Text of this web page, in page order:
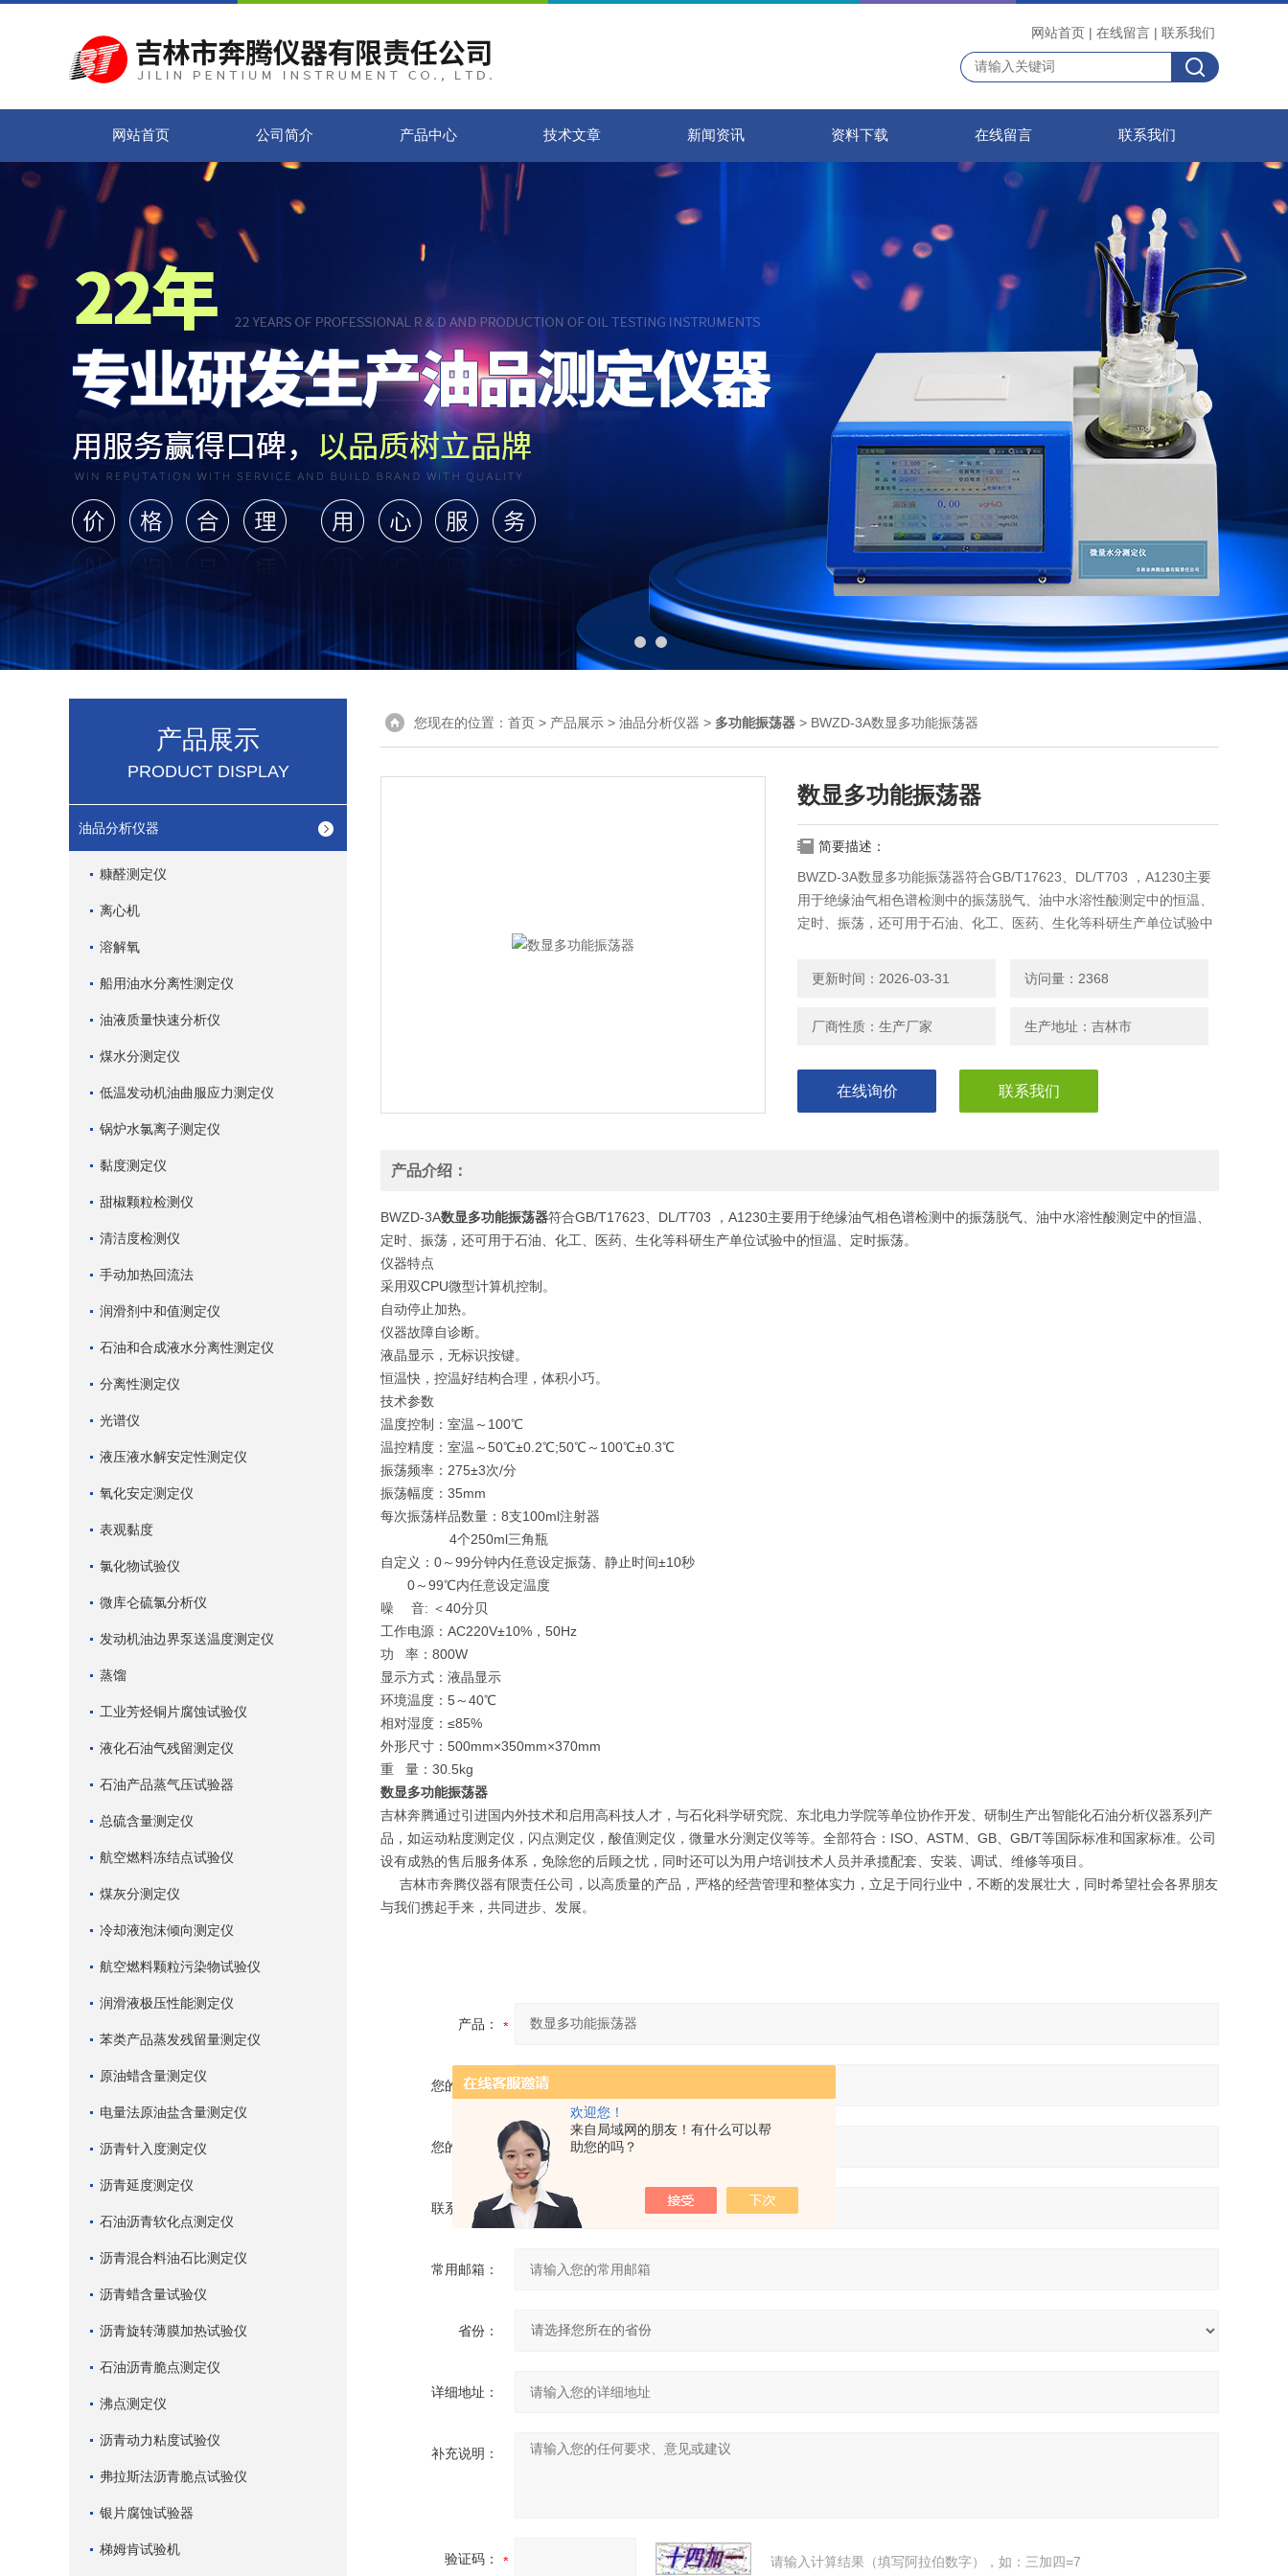
欢迎您！
来自局域网的朋友！有什么可以帮
助您的吗？
网站首页 | 在线留言 | 联系我们
网站首页 公司简介 产品中心 技术文章 新闻资讯 资料下载 在线留言 联系我们
产品展示
PRODUCT DISPLAY
油品分析仪器
糠醛测定仪
离心机
溶解氧
船用油水分离性测定仪
油液质量快速分析仪
煤水分测定仪
低温发动机油曲服应力测定仪
锅炉水氯离子测定仪
黏度测定仪
甜椒颗粒检测仪
清洁度检测仪
手动加热回流法
润滑剂中和值测定仪
石油和合成液水分离性测定仪
分离性测定仪
光谱仪
液压液水解安定性测定仪
氧化安定测定仪
表观黏度
氯化物试验仪
微库仑硫氯分析仪
发动机油边界泵送温度测定仪
蒸馏
工业芳烃铜片腐蚀试验仪
液化石油气残留测定仪
石油产品蒸气压试验器
总硫含量测定仪
航空燃料冻结点试验仪
煤灰分测定仪
冷却液泡沫倾向测定仪
航空燃料颗粒污染物试验仪
润滑液极压性能测定仪
苯类产品蒸发残留量测定仪
原油蜡含量测定仪
电量法原油盐含量测定仪
沥青针入度测定仪
沥青延度测定仪
石油沥青软化点测定仪
沥青混合料油石比测定仪
沥青蜡含量试验仪
沥青旋转薄膜加热试验仪
石油沥青脆点测定仪
沸点测定仪
沥青动力粘度试验仪
弗拉斯法沥青脆点试验仪
银片腐蚀试验器
梯姆肯试验机
您现在的位置： 首页 > 产品展示 > 油品分析仪器 > 多功能振荡器 > BWZD-3A数显多功能振荡器
数显多功能振荡器
简要描述：
BWZD-3A数显多功能振荡器符合GB/T17623、DL/T703 ，A1230主要
用于绝缘油气相色谱检测中的振荡脱气、油中水溶性酸测定中的恒温、
定时、振荡，还可用于石油、化工、医药、生化等科研生产单位试验中
更新时间：2026-03-31 访问量：2368
厂商性质：生产厂家 生产地址：吉林市
在线询价 联系我们
产品介绍：
BWZD-3A数显多功能振荡器符合GB/T17623、DL/T703 ，A1230主要用于绝缘油气相色谱检测中的振荡脱气、油中水溶性酸测定中的恒温、
定时、振荡，还可用于石油、化工、医药、生化等科研生产单位试验中的恒温、定时振荡。
仪器特点
采用双CPU微型计算机控制。
自动停止加热。
仪器故障自诊断。
液晶显示，无标识按键。
恒温快，控温好结构合理，体积小巧。
技术参数
温度控制：室温～100℃
温控精度：室温～50℃±0.2℃;50℃～100℃±0.3℃
振荡频率：275±3次/分
振荡幅度：35mm
每次振荡样品数量：8支100ml注射器
4个250ml三角瓶
自定义：0～99分钟内任意设定振荡、静止时间±10秒
0～99℃内任意设定温度
噪 音: ＜40分贝
工作电源：AC220V±10%，50Hz
功 率：800W
显示方式：液晶显示
环境温度：5～40℃
相对湿度：≤85%
外形尺寸：500mm×350mm×370mm
重 量：30.5kg
数显多功能振荡器
吉林奔腾通过引进国内外技术和启用高科技人才，与石化科学研究院、东北电力学院等单位协作开发、研制生产出智能化石油分析仪器系列产
品，如运动粘度测定仪，闪点测定仪，酸值测定仪，微量水分测定仪等等。全部符合：ISO、ASTM、GB、GB/T等国际标准和国家标准。公司
设有成熟的售后服务体系，免除您的后顾之忧，同时还可以为用户培训技术人员并承揽配套、安装、调试、维修等项目。
吉林市奔腾仪器有限责任公司，以高质量的产品，严格的经营管理和整体实力，立足于同行业中，不断的发展壮大，同时希望社会各界朋友
与我们携起手来，共同进步、发展。
产品：
您的单位：
您的姓名：
联系电话：
常用邮箱：
省份：
详细地址：
补充说明：
验证码： 请输入计算结果（填写阿拉伯数字），如：三加四=7